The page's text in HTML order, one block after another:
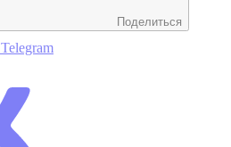
Поделиться
Telegram